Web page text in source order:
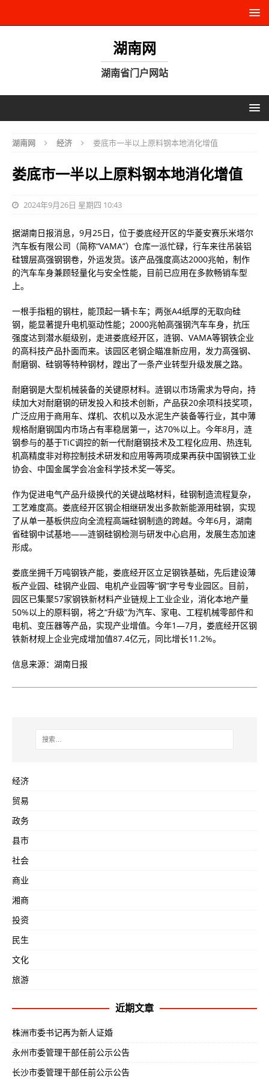
湖南网
湖南省门户网站
湖南网 经济 娄底市一半以上原料钢本地消化增值
娄底市一半以上原料钢本地消化增值
2024年9月26日 星期四 10:43
据湖南日报消息，9月25日，位于娄底经开区的华菱安赛乐米塔尔
汽车板有限公司（简称“VAMA”）仓库一派忙碌，行车来往吊装铝
硅镀层高强钢钢卷，外运发货。该产品强度高达2000兆帕，制作
的汽车车身兼顾轻量化与安全性能，目前已应用在多款畅销车型
上。
一根手指粗的钢柱，能顶起一辆卡车；两张A4纸厚的无取向硅
钢，能显著提升电机驱动性能；2000兆帕高强钢汽车车身，抗压
强度达到潜水艇级别，走进娄底经开区，涟钢、VAMA等钢铁企业
的高科技产品扑面而来。该园区老钢企瞄准新应用，发力高强钢、
耐磨钢、硅钢等特种钢材，蹚出了一条产业转型升级发展之路。
耐磨钢是大型机械装备的关键原材料。涟钢以市场需求为导向，持
续加大对耐磨钢的研发投入和技术创新，产品获20余项科技奖项，
广泛应用于商用车、煤机、农机以及水泥生产装备等行业，其中薄
规格耐磨钢国内市场占有率稳居第一，达70%以上。今年8月，涟
钢参与的基于TiC调控的新一代耐磨钢技术及工程化应用、热连轧
机高精度非对称控制技术研发和应用等两项成果再获中国钢铁工业
协会、中国金属学会冶金科学技术奖一等奖。
作为促进电气产品升级换代的关键战略材料，硅钢制造流程复杂，
工艺难度高。娄底经开区钢企相继研发出多款新能源用硅钢，实现
了从单一基板供应向全流程高端硅钢制造的跨越。今年6月，湖南
省硅钢中试基地——涟钢硅钢检测与研发中心启用，发展生态加速
形成。
娄底坐拥千万吨钢铁产能，娄底经开区立足钢铁基础，先后建设薄
板产业园、硅钢产业园、电机产业园等“钢”字号专业园区。目前，
园区已集聚57家钢铁新材料产业链规上工业企业，消化本地产量
50%以上的原料钢，将之“升级”为汽车、家电、工程机械零部件和
电机、变压器等产品，实现产业增值。今年1—7月，娄底经开区钢
铁新材规上企业完成增加值87.4亿元，同比增长11.2%。
信息来源：湖南日报
经济
贸易
政务
县市
社会
商业
湘商
投资
民生
文化
旅游
近期文章
株洲市委书记再为新人证婚
永州市委管理干部任前公示公告
长沙市委管理干部任前公示公告